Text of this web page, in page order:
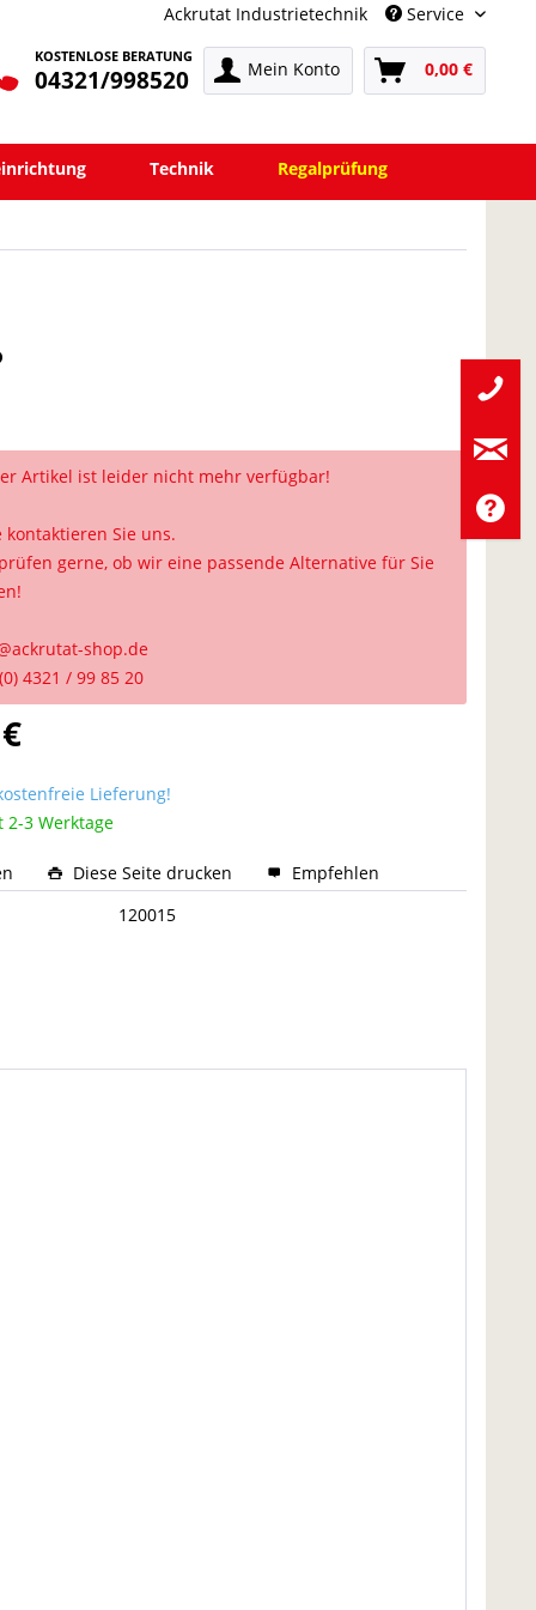
Ackrutat Industrietechnik Service
KOSTENLOSE BERATUNG
04321/998520 Mein Konto 0,00 €
Technik Regalprüfung
Artikel ist leider nicht mehr verfügbar!
kontaktieren Sie uns.
gerne, ob wir eine passende Alternative für Sie
shop.de
4321 / 99 85 20
Lieferung!
2-3 Werktage
Diese Seite drucken
Empfehlen
120015